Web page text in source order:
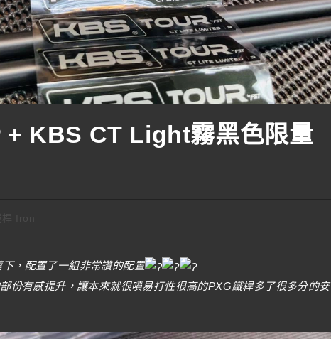
+ KBS CT Light霧黑色限量
桿 Iron
，配置了一組非常讚的配置
份有感提升，讓本來就很噴易打性很高的PXG鐵桿多了很多分的安